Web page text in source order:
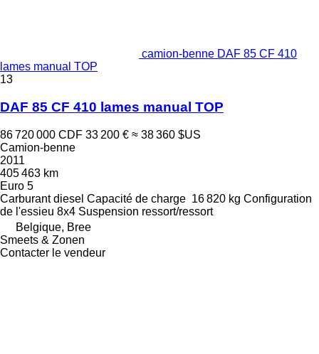
camion-benne DAF 85 CF 410
lames manual TOP
13
DAF 85 CF 410 lames manual TOP
86 720 000 CDF 33 200 € ≈ 38 360 $US
Camion-benne
2011
405 463 km
Euro 5
Carburant diesel Capacité de charge 16 820 kg Configuration
de l'essieu 8x4 Suspension ressort/ressort
Belgique, Bree
Smeets & Zonen
Contacter le vendeur